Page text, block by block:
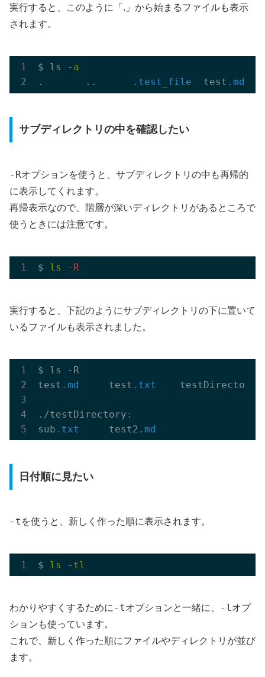
実行すると、このように「.」から始まるファイルも表示
されます。
$ ls - a
.       ..
.test_file
  test
.md
サブディレクトリの中を確認したい
-Rオプションを使うと、サブディレクトリの中も再帰的
に表示してくれます。
再帰表示なので、階層が深いディレクトリがあるところで
使うときには注意です。
$ ls - R
実行すると、下記のようにサブディレクトリの下に置いて
いるファイルも表示されました。
$ ls -R
test .md
     test
.txt
    testDirectory
./testDirectory:
sub .txt
     test2
.md
日付順に見たい
-t を使うと、新しく作った順に表示されます。
$ ls - tl
わかりやすくするために -tオプションと一緒に、 -lオプ
ションも使っています。
これで、新しく作った順にファイルやディレクトリが並び
ます。